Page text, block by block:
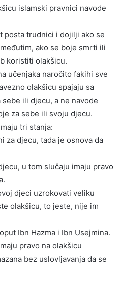
islamski pravnici navode
posta trudnici i dojilji ako se
ako se boje smrti ili
koristiti olakšicu.
učenjaka naročito fakihi sve
olakšicu spajaju sa
ili djecu, a ne navode
za sebe ili svoju djecu.
tri stanja:
za djecu, tada je osnova da
u tom slučaju imaju pravo
djeci uzrokovati veliku
olakšicu, to jeste, nije im
Ibn Hazma i Ibn Usejmina.
pravo na olakšicu
bez uslovljavanja da se